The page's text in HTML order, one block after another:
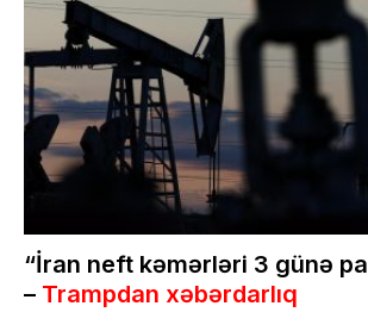
“İran neft kəmərləri 3 günə
– Trampdan xəbərdarlıq